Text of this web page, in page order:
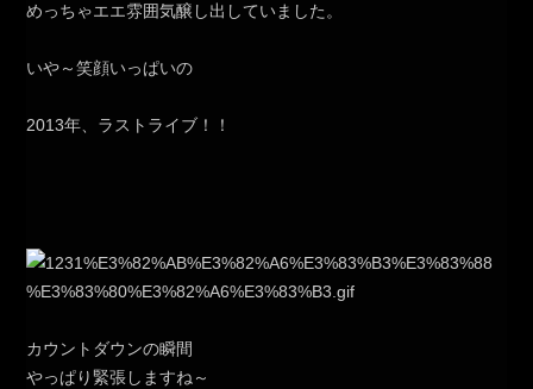
めっちゃエエ雰囲気醸し出していました。
いや～笑顔いっぱいの
2013年、ラストライブ！！
カウントダウンの瞬間
やっぱり緊張しますね～